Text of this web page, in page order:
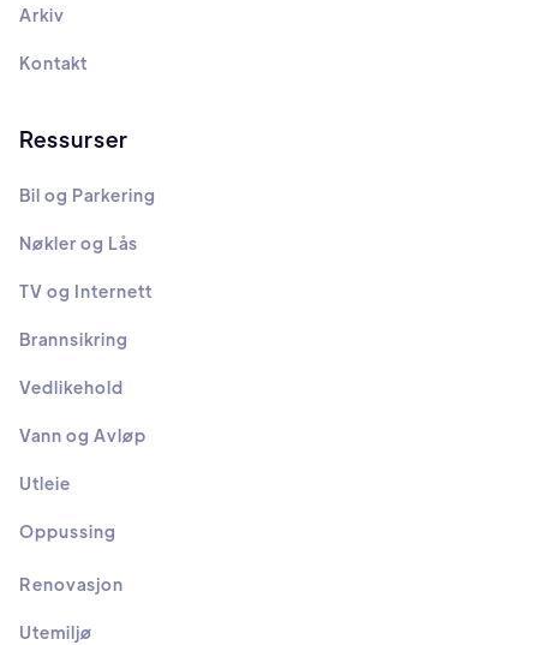
Arkiv
Kontakt
Ressurser
Bil og Parkering
Nøkler og Lås
TV og Internett
Brannsikring
Vedlikehold
Vann og Avløp
Utleie
Oppussing
Renovasjon
Utemiljø